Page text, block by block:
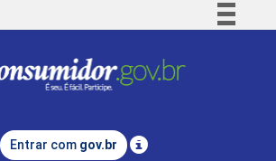
Comunica BR
Legislação
Entrar com gov.br